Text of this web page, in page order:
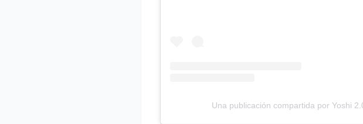
Una publicación compartida por Yoshi